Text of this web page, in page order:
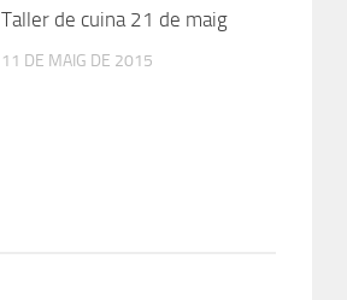
Taller de cuina 21 de maig
11 DE MAIG DE 2015